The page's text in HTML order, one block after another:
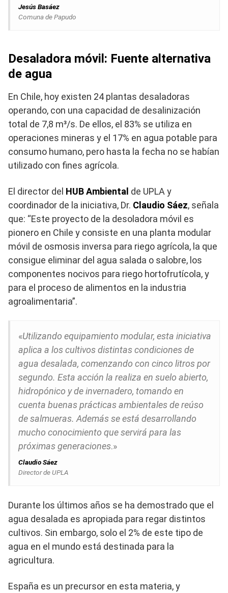
Jesús Basáez
Comuna de Papudo
Desaladora móvil: Fuente alternativa
de agua
En Chile, hoy existen 24 plantas desaladoras
operando, con una capacidad de desalinización
total de 7,8 m³/s. De ellos, el 83% se utiliza en
operaciones mineras y el 17% en agua potable para
consumo humano, pero hasta la fecha no se habían
utilizado con fines agrícola.
El director del HUB Ambiental de UPLA y
coordinador de la iniciativa, Dr. Claudio Sáez, señala
que: “Este proyecto de la desoladora móvil es
pionero en Chile y consiste en una planta modular
móvil de osmosis inversa para riego agrícola, la que
consigue eliminar del agua salada o salobre, los
componentes nocivos para riego hortofrutícola, y
para el proceso de alimentos en la industria
agroalimentaria”.
«Utilizando equipamiento modular, esta iniciativa
aplica a los cultivos distintas condiciones de
agua desalada, comenzando con cinco litros por
segundo. Esta acción la realiza en suelo abierto,
hidropónico y de invernadero, tomando en
cuenta buenas prácticas ambientales de reúso
de salmueras. Además se está desarrollando
mucho conocimiento que servirá para las
próximas generaciones.»
Claudio Sáez
Director de UPLA
Durante los últimos años se ha demostrado que el
agua desalada es apropiada para regar distintos
cultivos. Sin embargo, solo el 2% de este tipo de
agua en el mundo está destinada para la
agricultura.
España es un precursor en esta materia, y